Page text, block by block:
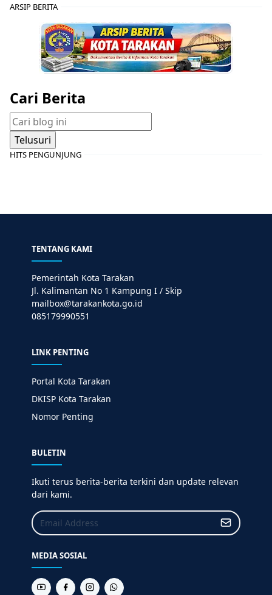
ARSIP BERITA
Cari Berita
HITS PENGUNJUNG
TENTANG KAMI
Pemerintah Kota Tarakan
Jl. Kalimantan No 1 Kampung I / Skip
mailbox@tarakankota.go.id
085179990551
LINK PENTING
Portal Kota Tarakan
DKISP Kota Tarakan
Nomor Penting
BULETIN
Ikuti terus berita-berita terkini dan update relevan
dari kami.
MEDIA SOSIAL